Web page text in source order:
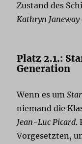
Zustand des
Kathryn Janeway
Platz 2.1.:
Generation
Wenn es um
niemand die
Jean-Luc Picard.
Vorgesetzten,